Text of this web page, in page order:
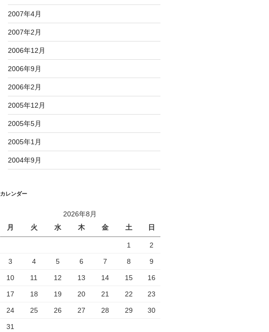
2007年4月
2007年2月
2006年12月
2006年9月
2006年2月
2005年12月
2005年5月
2005年1月
2004年9月
カレンダー
2026年8月
月
火 水 木 金 土 日
1 2
3 4 5 6 7 8 9
10 11 12 13 14 15 16
17 18 19 20 21 22 23
24 25 26 27 28 29 30
31